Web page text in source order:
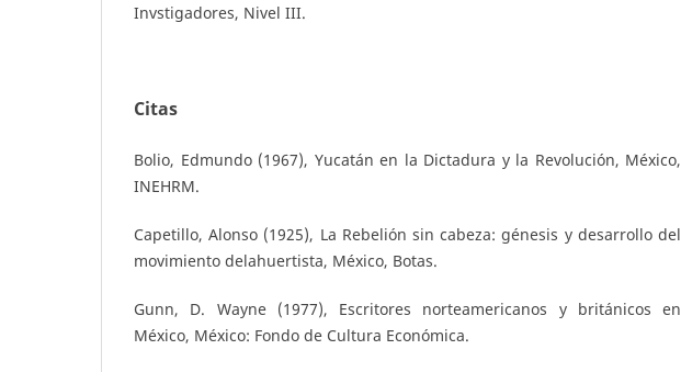
Invstigadores, Nivel III.
Citas
Bolio, Edmundo (1967), Yucatán en la Dictadura y la Revolución, México,
INEHRM.
Capetillo, Alonso (1925), La Rebelión sin cabeza: génesis y desarrollo del
movimiento delahuertista, México, Botas.
Gunn, D. Wayne (1977), Escritores norteamericanos y británicos en
México, México: Fondo de Cultura Económica.